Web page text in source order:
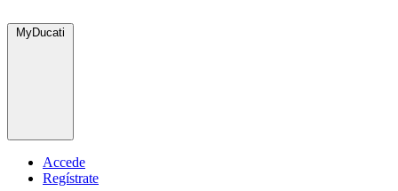
MyDucati
Accede
Regístrate